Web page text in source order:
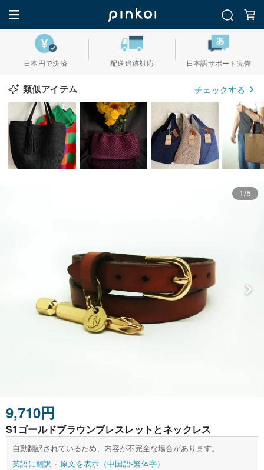
日本円で決済 配送追跡対応 日本語サポート完備
類似アイテム チェックする
1/5
9,710円
S1ゴールドブラウンブレスレットとネックレス
自動翻訳されているため、内容が不完全な場合があります。
英語に翻訳
原文を表示（中国語-繁体字）